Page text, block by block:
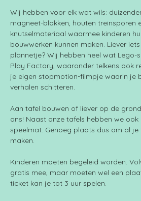
Wij hebben voor elk wat wils:
magneet-blokken, houten treinsporen
knutselmateriaal waarmee kinderen
bouwwerken kunnen maken. Liever
plannetje? Wij hebben heel wat Lego-
Play Factory, waaronder telkens ook
je eigen stopmotion-filmpje waarin je
verhalen schitteren.
Aan tafel bouwen of liever op de
ons! Naast onze tafels hebben we ook
speelmat. Genoeg plaats dus om al
maken.
Kinderen moeten begeleid worden.
gratis mee, maar moeten wel een
ticket kan je tot 3 uur spelen.